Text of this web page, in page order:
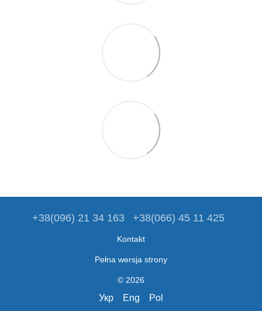
+38(096) 21 34 163 +38(066) 45 11 425
Kontakt
Pełna wersja strony
© 2026
Укр Eng Pol